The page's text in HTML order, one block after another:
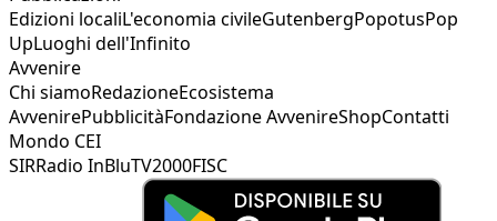
Edizioni localiL'economia civileGutenbergPopotusPop
UpLuoghi dell'Infinito
Avvenire
Chi siamoRedazioneEcosistema
AvvenirePubblicitàFondazione AvvenireShopContatti
Mondo CEI
SIRRadio InBluTV2000FISC